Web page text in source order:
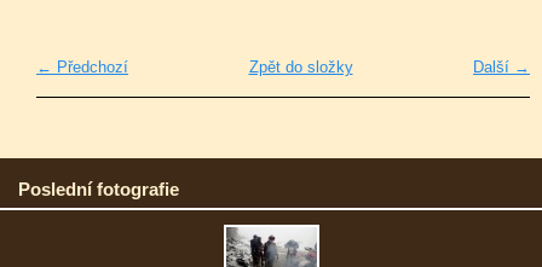
← Předchozí Další →
Zpět do složky
Poslední fotografie